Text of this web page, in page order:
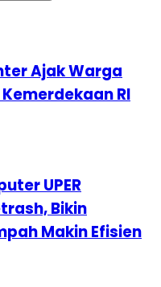
Ajak Warga
RI
UPER
Bikin
Makin Efisien